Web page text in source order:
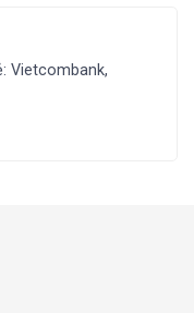
Vietcombank,